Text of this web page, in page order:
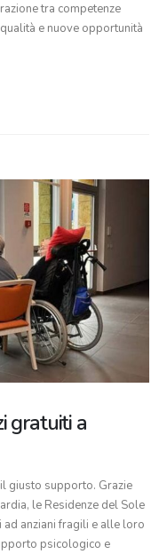
tra competenze
e nuove opportunità
gratuiti a
giusto supporto. Grazie
le Residenze del Sole
anziani fragili e alle loro
psicologico e